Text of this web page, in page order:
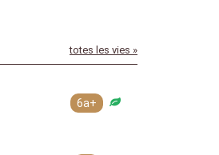
totes les vies »
6a+